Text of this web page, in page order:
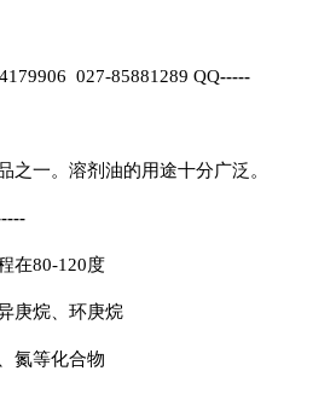
027-85881289 QQ-----
之一。溶剂油的用途十分广泛。
在80-120度
庚烷、环庚烷
氮等化合物